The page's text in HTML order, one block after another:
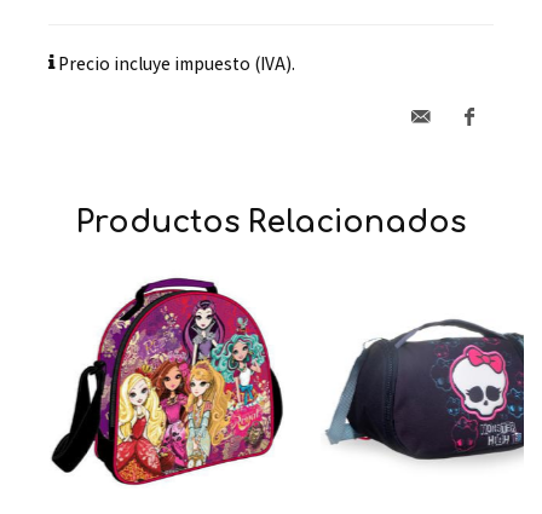
Precio incluye impuesto (IVA).
Productos Relacionados